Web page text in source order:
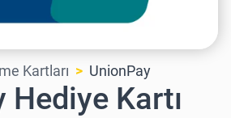
Kartları UnionPay
Hediye Kartı